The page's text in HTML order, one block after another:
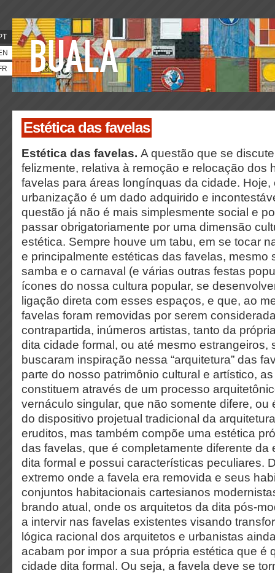
Estética das favelas
Estética das favelas. A questão que se
felizmente, relativa à remoção e relocação dos
favelas para áreas longínquas da cidade. Hoje,
urbanização é um dado adquirido e
questão já não é mais simplesmente social e
passar obrigatoriamente por uma dimensão
estética. Sempre houve um tabu, em se tocar
e principalmente estéticas das favelas, mesmo
samba e o carnaval (e várias outras festas
ícones do nossa cultura popular, se
ligação direta com esses espaços, e que, ao
favelas foram removidas por serem
contrapartida, inúmeros artistas, tanto da
dita cidade formal, ou até mesmo estrangeiros,
buscaram inspiração nessa “arquitetura” das
parte do nosso patrimônio cultural e artístico,
constituem através de um processo
vernáculo singular, que não somente difere, ou
do dispositivo projetual tradicional da
eruditos, mas também compõe uma estética
das favelas, que é completamente diferente da
dita formal e possui características peculiares.
extremo onde a favela era removida e seus
conjuntos habitacionais cartesianos
brando atual, onde os arquitetos da dita pós-
a intervir nas favelas existentes visando
lógica racional dos arquitetos e urbanistas
acabam por impor a sua própria estética que é
cidade dita formal. Ou seja, a favela deve se